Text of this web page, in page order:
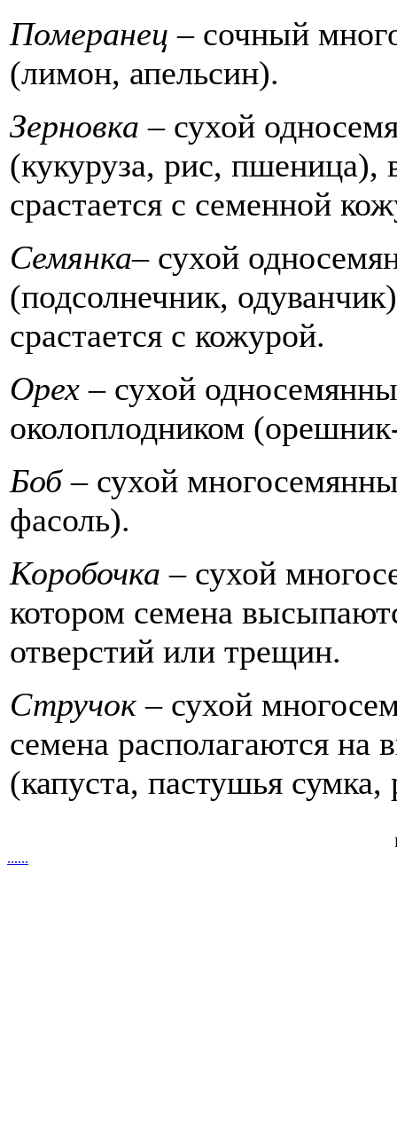
Померанец – сочный
(лимон, апельсин).
Зерновка – сухой
(кукуруза, рис, пшеница),
срастается с семенной
Семянка– сухой
(подсолнечник,
срастается с кожурой.
Орех – сухой
околоплодником
Боб – сухой
фасоль).
Коробочка – сухой
котором семена
отверстий или трещин.
Стручок – сухой
семена располагаются на
(капуста, пастушья сумка,
......